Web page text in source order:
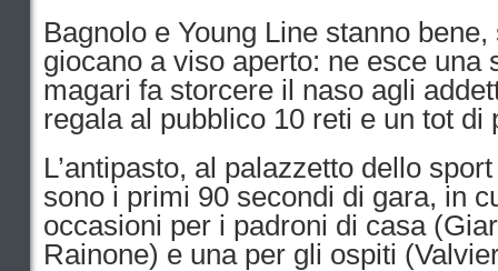
Bagnolo e Young Line stanno
giocano a viso aperto: ne esce una
magari fa storcere il naso agli
regala al pubblico 10 reti e un tot di
L’antipasto, al palazzetto dello
sono i primi 90 secondi di gara, in
occasioni per i padroni di casa
Rainone) e una per gli ospiti